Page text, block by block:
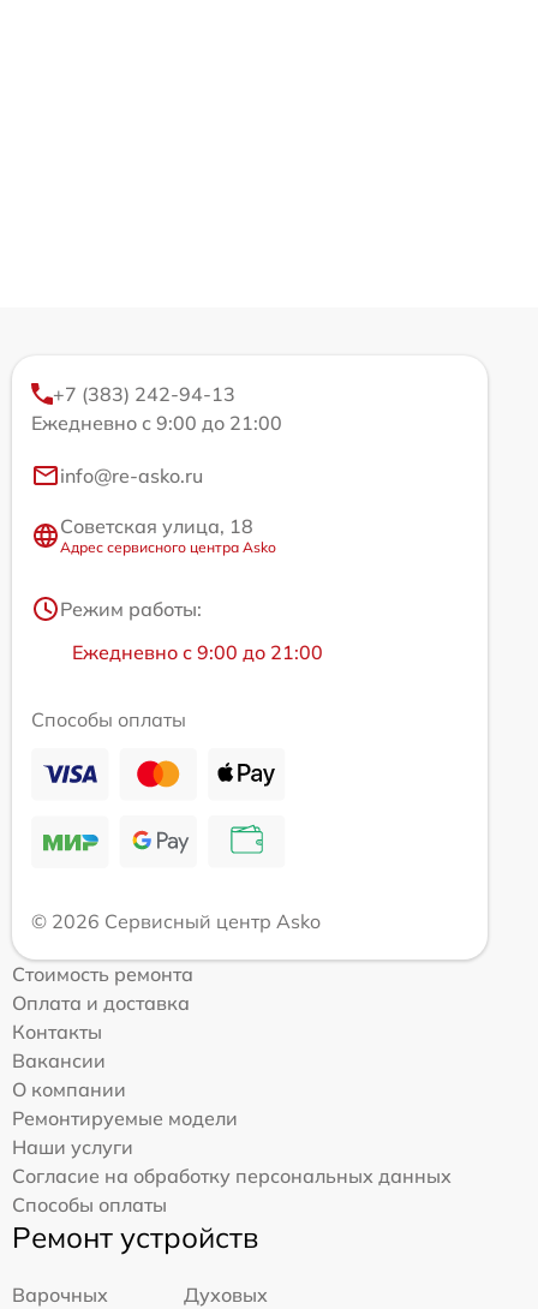
+7 (383) 242-94-13
Ежедневно с 9:00 до 21:00
info@re-asko.ru
Советская улица, 18
Адрес сервисного центра Asko
Режим работы:
Ежедневно с 9:00 до 21:00
Способы оплаты
© 2026 Сервисный центр Asko
Стоимость ремонта
Оплата и доставка
Контакты
Вакансии
О компании
Ремонтируемые модели
Наши услуги
Согласие на обработку персональных данных
Способы оплаты
Ремонт устройств
Варочных
Духовых